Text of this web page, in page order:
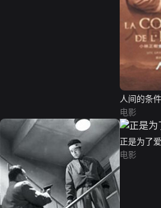
人间的条
电影
正是为了爱
电影